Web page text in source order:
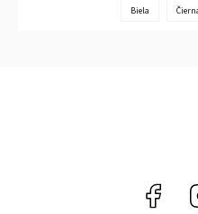
Biela